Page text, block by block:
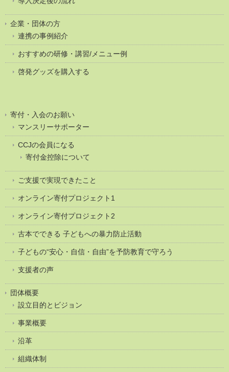
企業・団体の方
連携の事例紹介
おすすめの研修・講習/メニュー例
啓発グッズを購入する
寄付・入会のお願い
マンスリーサポーター
CCJの会員になる
寄付金控除について
ご支援で実現できたこと
オンライン寄付プロジェクト1
オンライン寄付プロジェクト2
古本でできる 子どもへの暴力防止活動
子どもの“安心・自信・自由”を予防教育で守ろう
支援者の声
団体概要
設立目的とビジョン
事業概要
沿革
組織体制